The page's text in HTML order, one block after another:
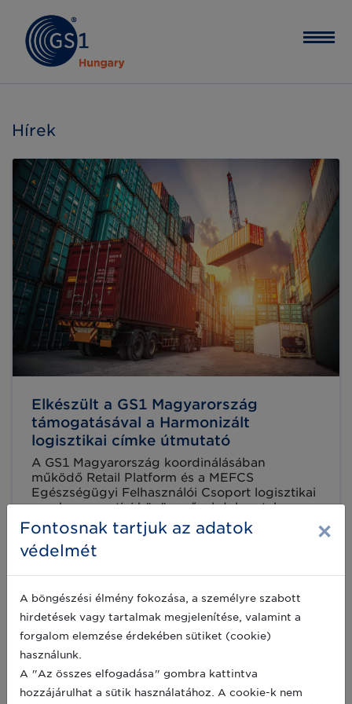
Hírek
Elkészült a GS1 Magyarország
támogatásával a Harmonizált
logisztikai címke útmutató
A GS1 Magyarország koordinálásában
működő Retail Platform és a MEFCS
Egészségügyi Felhasználói Csoport logisztikai
munkacsoportjai közös erővel dolgoztak azon,
hogy egy régi, sokak által tapasztalt
problémára egységes, harmonizált megoldást
találjanak: hogyan lehet az árufogadás,
tenni szektortól függetlenül.
2025-10-10
Fontosnak tartjuk az adatok
védelmét
×
A böngészési élmény fokozása, a személyre szabott
hirdetések vagy tartalmak megjelenítése, valamint a
forgalom elemzése érdekében sütiket (cookie)
használunk.
A "Az összes elfogadása" gombra kattintva
hozzájárulhat a sütik használatához. A cookie-k nem